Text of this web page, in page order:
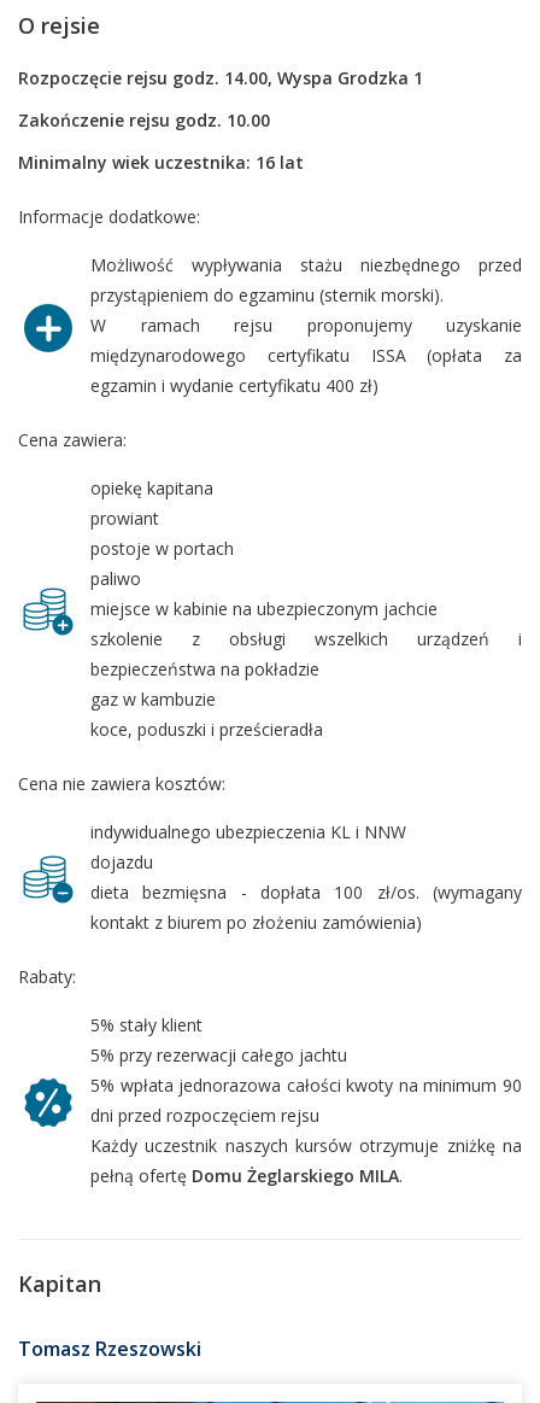
O rejsie
Rozpoczęcie rejsu godz. 14.00, Wyspa Grodzka 1
Zakończenie rejsu godz. 10.00
Minimalny wiek uczestnika: 16 lat
Informacje dodatkowe:
Możliwość wypływania stażu niezbędnego przed
przystąpieniem do egzaminu (sternik morski).
W ramach rejsu proponujemy uzyskanie
międzynarodowego certyfikatu ISSA (opłata za
egzamin i wydanie certyfikatu 400 zł)
Cena zawiera:
opiekę kapitana
prowiant
postoje w portach
paliwo
miejsce w kabinie na ubezpieczonym jachcie
szkolenie z obsługi wszelkich urządzeń i
bezpieczeństwa na pokładzie
gaz w kambuzie
koce, poduszki i prześcieradła
Cena nie zawiera kosztów:
indywidualnego ubezpieczenia KL i NNW
dojazdu
dieta bezmięsna - dopłata 100 zł/os. (wymagany
kontakt z biurem po złożeniu zamówienia)
Rabaty:
5% stały klient
5% przy rezerwacji całego jachtu
5% wpłata jednorazowa całości kwoty na minimum 90
dni przed rozpoczęciem rejsu
Każdy uczestnik naszych kursów otrzymuje zniżkę na
pełną ofertę Domu Żeglarskiego MILA.
Kapitan
Tomasz Rzeszowski